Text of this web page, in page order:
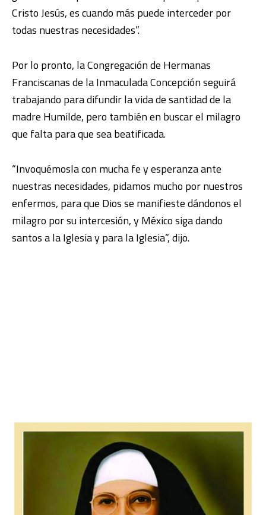
Cristo Jesús, es cuando más puede interceder por
todas nuestras necesidades”.
Por lo pronto, la Congregación de Hermanas
Franciscanas de la Inmaculada Concepción seguirá
trabajando para difundir la vida de santidad de la
madre Humilde, pero también en buscar el milagro
que falta para que sea beatificada.
“Invoquémosla con mucha fe y esperanza ante
nuestras necesidades, pidamos mucho por nuestros
enfermos, para que Dios se manifieste dándonos el
milagro por su intercesión, y México siga dando
santos a la Iglesia y para la Iglesia”, dijo.